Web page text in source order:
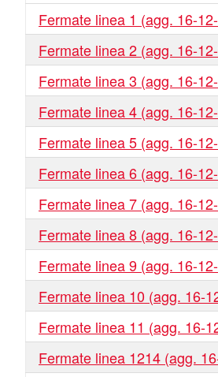
Fermate linea 1 (agg. 16-
Fermate linea 2 (agg. 16-
Fermate linea 3 (agg. 16-
Fermate linea 4 (agg. 16-
Fermate linea 5 (agg. 16-
Fermate linea 6 (agg. 16-
Fermate linea 7 (agg. 16-
Fermate linea 8 (agg. 16-
Fermate linea 9 (agg. 16-
Fermate linea 10 (agg. 16-
Fermate linea 11 (agg. 16-
Fermate linea 1214 (agg.